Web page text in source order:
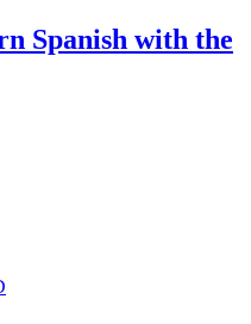
Spanish with the